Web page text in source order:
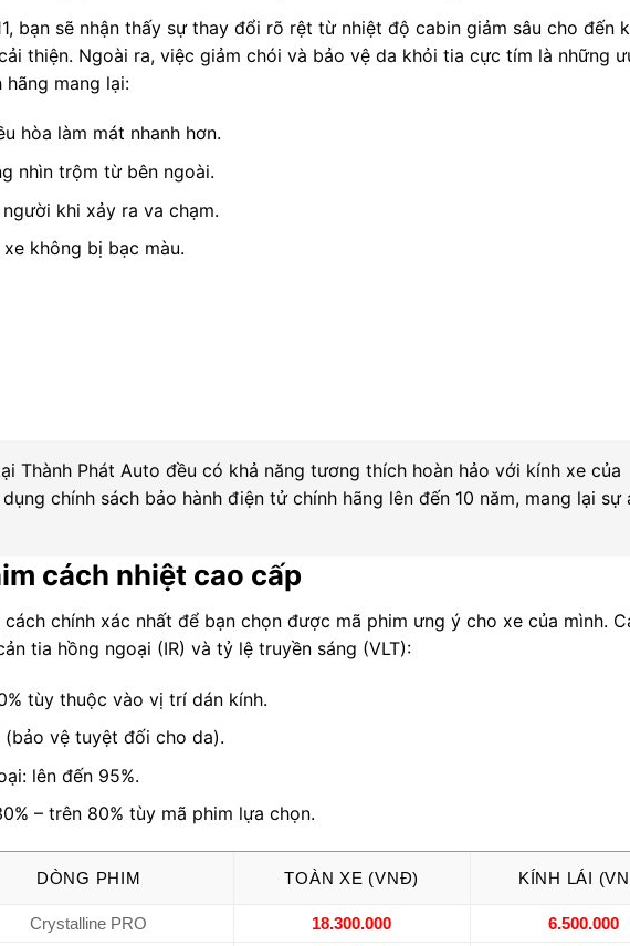
bạn sẽ nhận thấy sự thay đổi rõ rệt từ nhiệt độ cabin giảm sâu cho đến
thiện. Ngoài ra, việc giảm chói và bảo vệ da khỏi tia cực tím là những
mang lại:
hòa làm mát nhanh hơn.
nhìn trộm từ bên ngoài.
khi xảy ra va chạm.
không bị bạc màu.
Thành Phát Auto đều có khả năng tương thích hoàn hảo với kính xe của
chính sách bảo hành điện tử chính hãng lên đến 10 năm, mang lại sự
cách nhiệt cao cấp
chính xác nhất để bạn chọn được mã phim ưng ý cho xe của mình.
tia hồng ngoại (IR) và tỷ lệ truyền sáng (VLT):
tùy thuộc vào vị trí dán kính.
vệ tuyệt đối cho da).
lên đến 95%.
– trên 80% tùy mã phim lựa chọn.
DÒNG PHIM TOÀN XE (VNĐ) KÍNH LÁI
Crystalline PRO 18.300.000
6.500.000